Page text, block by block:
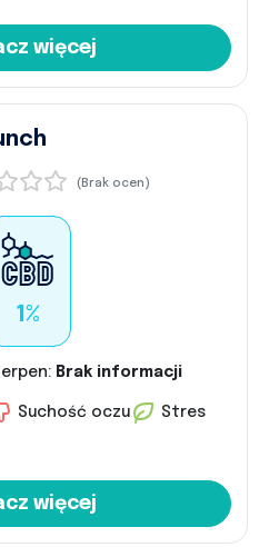
więcej
(Brak ocen)
1%
Brak informacji
Suchość oczu Stres
więcej